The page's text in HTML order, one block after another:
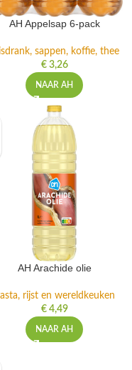
AH Appelsap 6-pack
sappen, koffie, thee
€3,26
NAAR AH
AH Arachide olie
rijst en wereldkeuken
€4,49
NAAR AH